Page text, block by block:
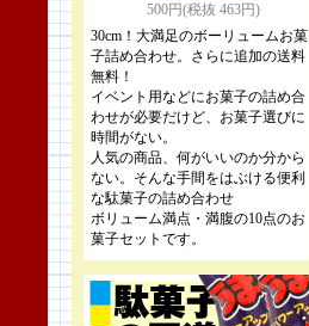
500円(税抜 463円)
30cm！大満足のボーリュームお菓
子詰め合わせ。さらに追加の送料
無料！
イベント用などにお菓子の詰め合
わせが必要だけど、お菓子選びに
時間がない。
人気の商品、何がいいのか分から
ない。そんな手間をはぶける便利
な駄菓子の詰め合わせ
ボリューム満点・満腹の10点のお
菓子セットです。